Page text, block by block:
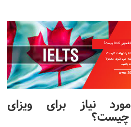
نیاز برای ویزای
چیست؟